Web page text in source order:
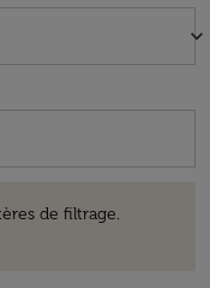
keyboard_arrow_down
de filtrage.